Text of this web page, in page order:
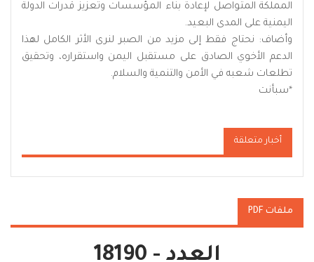
المملكة المتواصل لإعادة بناء المؤسسات وتعزيز قدرات الدولة
اليمنية على المدى البعيد.
وأضاف: نحتاج فقط إلى مزيد من الصبر لنرى الأثر الكامل لهذا
الدعم الأخوي الصادق على مستقبل اليمن واستقراره، وتحقيق
تطلعات شعبه في الأمن والتنمية والسلام.
*سبأنت
أخبار متعلقة
ملفات PDF
العدد - 18190